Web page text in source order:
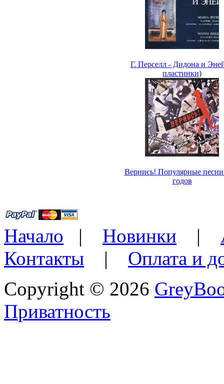
Г. Перселл - Дидона и
пластинки)
Вернись! Популярные
годов
Начало | Новинки |
Контакты | Оплата и
Copyright © 2026
Приватность